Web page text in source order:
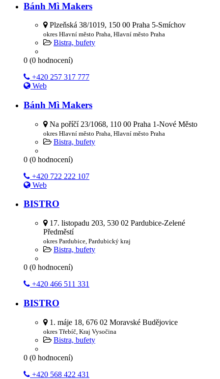
Bánh Mì Makers
Plzeňská 38/1019, 150 00 Praha 5-Smíchov
okres Hlavní město Praha, Hlavní město Praha
Bistra, bufety
0 (0 hodnocení)
+420 257 317 777
Web
Bánh Mì Makers
Na poříčí 23/1068, 110 00 Praha 1-Nové Město
okres Hlavní město Praha, Hlavní město Praha
Bistra, bufety
0 (0 hodnocení)
+420 722 222 107
Web
BISTRO
17. listopadu 203, 530 02 Pardubice-Zelené
Předměstí
okres Pardubice, Pardubický kraj
Bistra, bufety
0 (0 hodnocení)
+420 466 511 331
BISTRO
1. máje 18, 676 02 Moravské Budějovice
okres Třebíč, Kraj Vysočina
Bistra, bufety
0 (0 hodnocení)
+420 568 422 431